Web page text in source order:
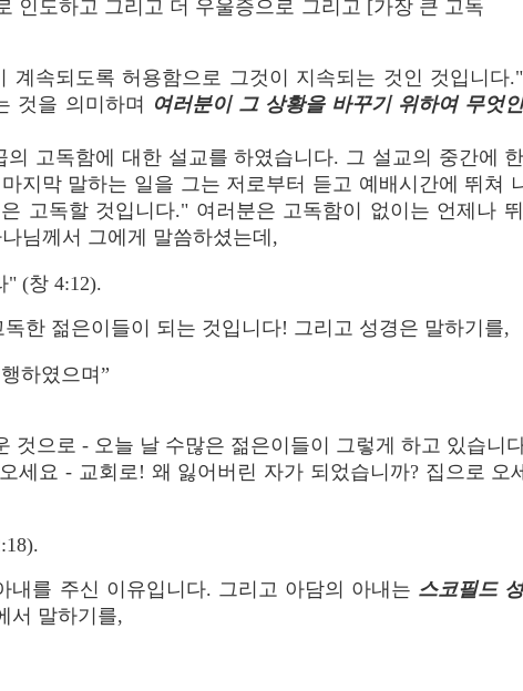
인도하고 그리고 더 우울증으로 그리고 [가장 큰 고독
계속되도록 허용함으로 그것이 지속되는 것인 것입니다
것을 의미하며
여러분이 그 상황을 바꾸기 위하여 무엇
고독함에 대한 설교를 하였습니다. 그 설교의 중간에 한
지막 말하는 일을 그는 저로부터 듣고 예배시간에 뛰쳐
고독할 것입니다." 여러분은 고독함이 없이는 언제나
님께서 그에게 말씀하셨는데,
" (창 4:12).
한 젊은이들이 되는 것입니다! 그리고 성경은 말하기를,
하였으며”
것으로 - 오늘 날 수많은 젊은이들이 그렇게 하고 있습니
세요 - 교회로! 왜 잃어버린 자가 되었습니까? 집으로 오
를 주신 이유입니다. 그리고 아담의 아내는 스코필드
서 말하기를,